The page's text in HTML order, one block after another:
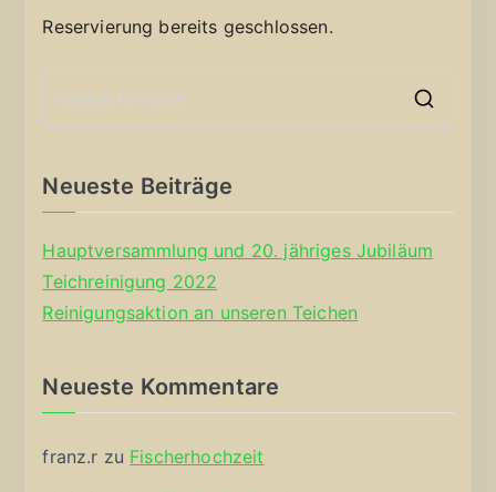
Reservierung bereits geschlossen.
Neueste Beiträge
Hauptversammlung und 20. jähriges Jubiläum
Teichreinigung 2022
Reinigungsaktion an unseren Teichen
Neueste Kommentare
franz.r zu Fischerhochzeit